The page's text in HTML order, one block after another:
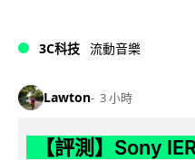
3C科技 流動音樂
Lawton 3 小時
【評測】Sony